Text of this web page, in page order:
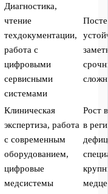
Диагностика,
чтение
техдокументации,
работа с
цифровыми
сервисными
системами
Клиническая
экспертиза, работа
с современным
оборудованием,
цифровые
медсистемы
Рост
в